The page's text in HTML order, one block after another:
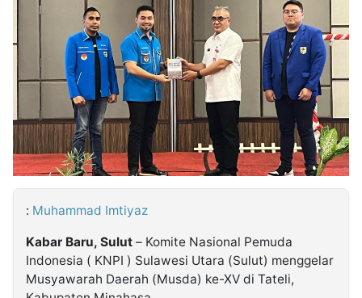
Partner
Insight
NTB
Suara
Time
Lens
IDN
Daily
Jogja
Jalan
Rakyat
Idealita
News
Kita
Notice
Dinamikapost.com
Radar
Baru
Seedbacklink
Kabarbaru
: Muhammad Imtiyaz
Kabar Baru, Sulut – Komite Nasional Pemuda
Indonesia ( KNPI ) Sulawesi Utara (Sulut) menggelar
Musyawarah Daerah (Musda) ke-XV di Tateli,